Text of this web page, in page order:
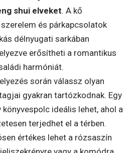
shui elveket. A kő
és párkapcsolatok
délnyugati sarkában
erősítheti a romantikus
harmóniát.
során válassz olyan
gyakran tartózkodnak. Egy
ideális lehet, ahol a
terjedhet el a térben.
értékes lehet a rózsaszín